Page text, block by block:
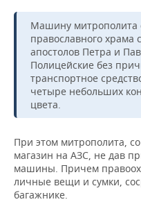
НЕФТЬ
ОПК
ЭНЕРГЕТИКА
РОЗНИЧНАЯ
ТРАНСПОРТ
УСЛУГИ
НОВОСТИ
МЕДИА
ТЕЛЕКОММУНИКАЦИИ
МЕРОПРИЯТИЯ
НОВОСТИ
ВЫЕЗДНАЯ РЕДАКЦИЯ
БИЗНЕС-БРАНЧИ
ONLINE-
ОТКРЫТАЯ ЛЕКЦИЯ
СПОРТ
НОВОСТИ СПОРТА
ФУТБОЛ
ХОККЕЙ
БАСКЕТБОЛ
ОБЩЕСТВО
НОВОСТИ ОБЩЕСТВА
ВЛАСТЬ
ИНФРАСТРУКТУРА
ФОТОГАЛЕРЕЯ
СЮЖЕТЫ
СПРАВОЧНИК
Машину митрополита
православного храма
апостолов Петра и
Полицейские без
транспортное
четыре небольших
цвета.
При этом митрополита,
магазин на АЗС, не дав
машины. Причем
личные вещи и сумки,
багажнике.